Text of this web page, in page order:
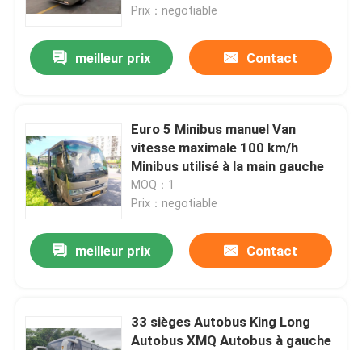
À la maison
Vidéos
À propos de nous
Prix：negotiable
meilleur prix Contact
Euro 5 Minibus manuel Van
vitesse maximale 100 km/h
Minibus utilisé à la main gauche
MOQ：1
Prix：negotiable
meilleur prix Contact
33 sièges Autobus King Long
Autobus XMQ Autobus à gauche